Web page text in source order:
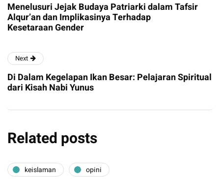
Menelusuri Jejak Budaya Patriarki dalam Tafsir
Alqur’an dan Implikasinya Terhadap
Kesetaraan Gender
Next
Di Dalam Kegelapan Ikan Besar: Pelajaran Spiritual
dari Kisah Nabi Yunus
Related posts
keislaman opini